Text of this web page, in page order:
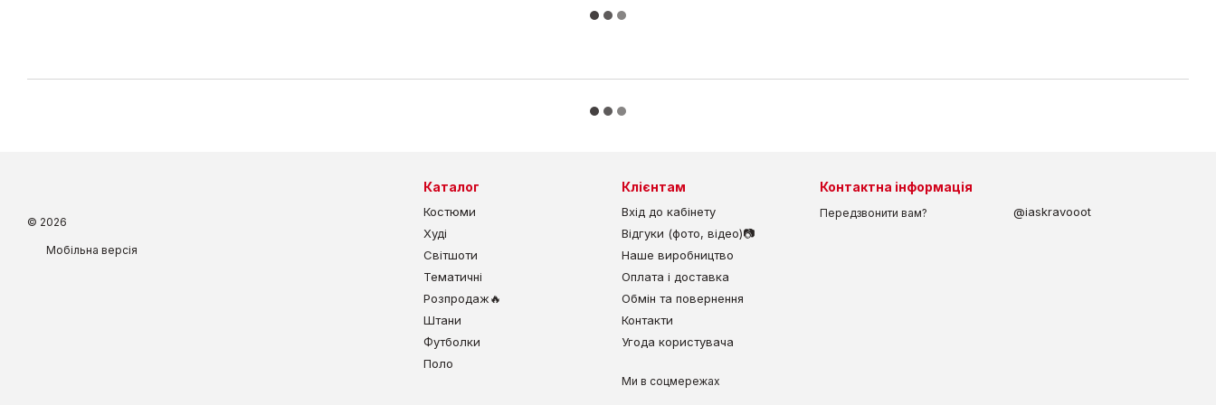
© 2026
Мобільна версія
Каталог
Костюми
Худі
Світшоти
Тематичні
Розпродаж🔥
Штани
Футболки
Поло
Клієнтам
Вхід до кабінету
Відгуки (фото, відео)📷
Наше виробництво
Оплата і доставка
Обмін та повернення
Контакти
Угода користувача
Ми в соцмережах
Контактна інформація
Передзвонити вам? @iaskravooot